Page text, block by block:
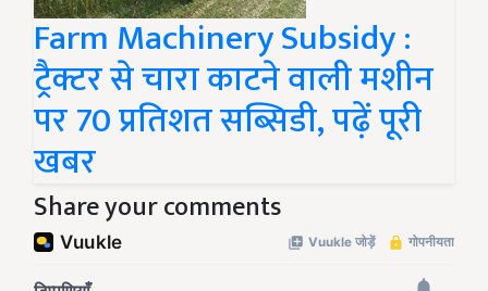
Farm Machinery Subsidy :
ट्रैक्टर से चारा काटने वाली मशीन
पर 70 प्रतिशत सब्सिडी, पढ़ें पूरी
खबर
Share your comments